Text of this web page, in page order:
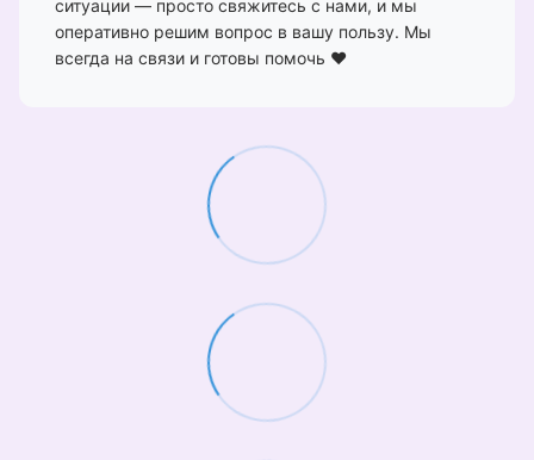
ситуации — просто свяжитесь с нами, и мы
оперативно решим вопрос в вашу пользу. Мы
всегда на связи и готовы помочь ❤️